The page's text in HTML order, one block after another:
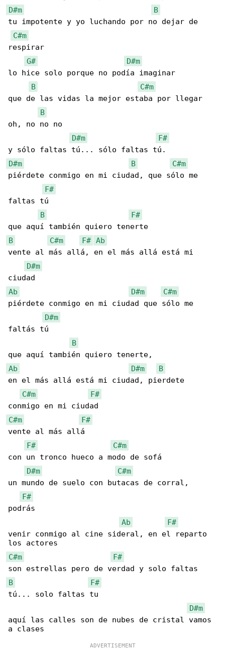
D#m
B
tu impotente y yo luchando por no dejar de
C#m
respirar
G#
D#m
lo hice solo porque no podía imaginar
B
C#m
que de las vidas la mejor estaba por llegar
B
oh, no no no
D#m
F#
D#m
B
C#m
piérdete conmigo en mi ciudad, que sólo me
F#
faltas tú
B
F#
B
C#m F# Ab
vente al más allá, en el más allá está mi
D#m
Ab
D#m
C#m
piérdete conmigo en mi ciudad que sólo me
D#m
faltás tú
B
Ab
D#m
B
en el más allá está mi ciudad, pierdete
C#m
F#
C#m
F#
vente al más allá
F#
C#m
con un tronco hueco a modo de sofá
D#m
C#m
un mundo de suelo con butacas de corral,
F#
podrás
Ab
F#
venir conmigo al cine sideral, en el reparto
C#m
F#
B
F#
tú... solo faltas tu
D#m
aquí las calles son de nubes de cristal vamos